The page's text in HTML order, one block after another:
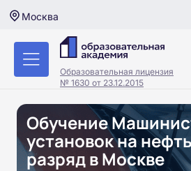
Москва
Образовательная лицензия
№ 1630 от 23.12.2015
Обучение
установок на
разряд в Москве